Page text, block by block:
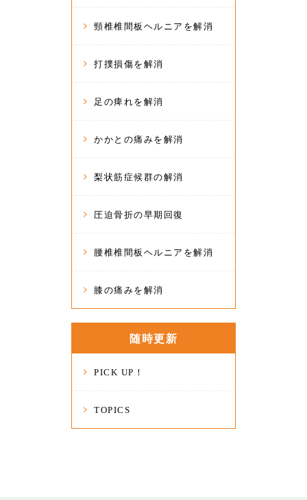
頸椎椎間板ヘルニアを解消
打撲損傷を解消
足の痺れを解消
かかとの痛みを解消
梨状筋症候群の解消
圧迫骨折の早期回復
腰椎椎間板ヘルニアを解消
膝の痛みを解消
随時更新
PICK UP！
TOPICS